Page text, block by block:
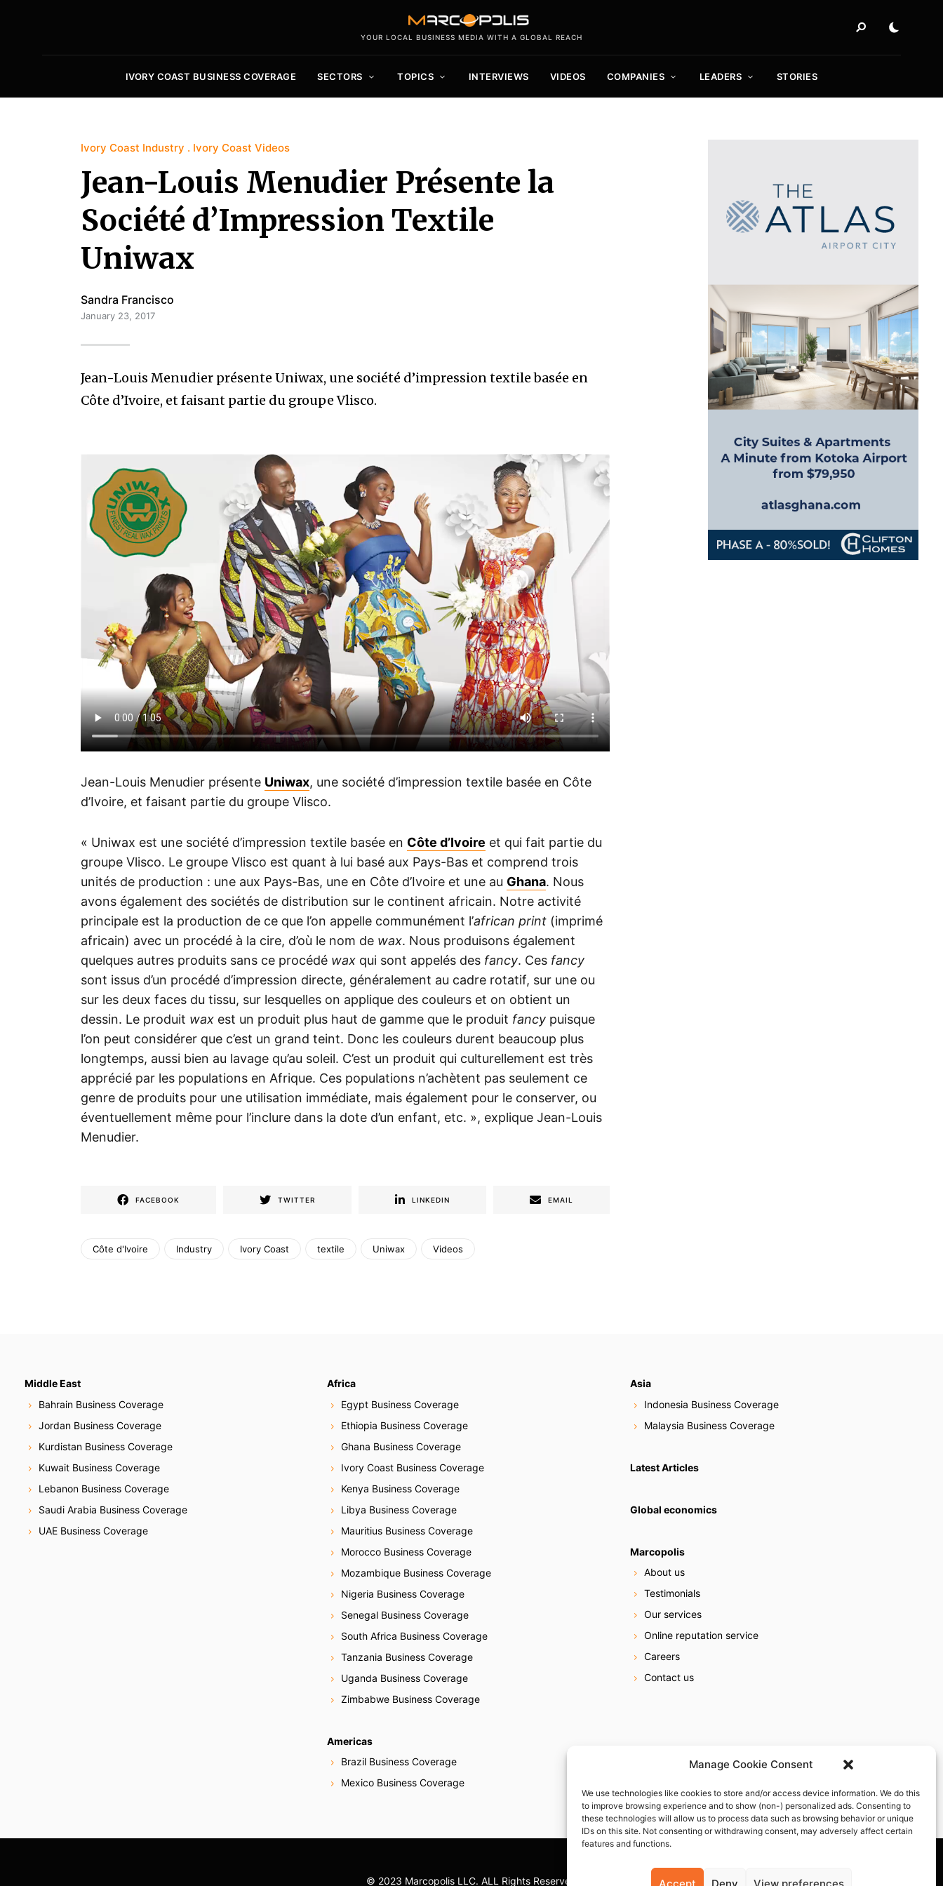
Manage Cookie Consent
We use technologies like cookies to store and/or access device information. We do this
to improve browsing experience and to show (non-) personalized ads. Consenting to
these technologies will allow us to process data such as browsing behavior or unique
IDs on this site. Not consenting or withdrawing consent, may adversely affect certain
features and functions.
Accept Deny View preferences
YOUR LOCAL BUSINESS MEDIA WITH A GLOBAL REACH
IVORY COAST BUSINESS COVERAGE SECTORS TOPICS INTERVIEWS VIDEOS COMPANIES LEADERS STORIES
Ivory Coast Industry Ivory Coast Videos
Jean-Louis Menudier Présente la
Société d’Impression Textile
Uniwax
Sandra Francisco
January 23, 2017
Jean-Louis Menudier présente Uniwax, une société d’impression textile basée en
Côte d’Ivoire, et faisant partie du groupe Vlisco.
Jean-Louis Menudier présente Uniwax, une société d’impression textile basée en Côte
d’Ivoire, et faisant partie du groupe Vlisco.
« Uniwax est une société d’impression textile basée en Côte d’Ivoire et qui fait partie du
groupe Vlisco. Le groupe Vlisco est quant à lui basé aux Pays-Bas et comprend trois
unités de production : une aux Pays-Bas, une en Côte d’Ivoire et une au Ghana. Nous
avons également des sociétés de distribution sur le continent africain. Notre activité
principale est la production de ce que l’on appelle communément l’african print (imprimé
africain) avec un procédé à la cire, d’où le nom de wax. Nous produisons également
quelques autres produits sans ce procédé wax qui sont appelés des fancy. Ces fancy
sont issus d’un procédé d’impression directe, généralement au cadre rotatif, sur une ou
sur les deux faces du tissu, sur lesquelles on applique des couleurs et on obtient un
dessin. Le produit wax est un produit plus haut de gamme que le produit fancy puisque
l’on peut considérer que c’est un grand teint. Donc les couleurs durent beaucoup plus
longtemps, aussi bien au lavage qu’au soleil. C’est un produit qui culturellement est très
apprécié par les populations en Afrique. Ces populations n’achètent pas seulement ce
genre de produits pour une utilisation immédiate, mais également pour le conserver, ou
éventuellement même pour l’inclure dans la dote d’un enfant, etc. », explique Jean-Louis
Menudier.
FACEBOOK TWITTER LINKEDIN EMAIL
Côte d'Ivoire Industry Ivory Coast textile Uniwax Videos
Middle East
Bahrain Business Coverage
Jordan Business Coverage
Kurdistan Business Coverage
Kuwait Business Coverage
Lebanon Business Coverage
Saudi Arabia Business Coverage
UAE Business Coverage
Africa
Egypt Business Coverage
Ethiopia Business Coverage
Ghana Business Coverage
Ivory Coast Business Coverage
Kenya Business Coverage
Libya Business Coverage
Mauritius Business Coverage
Morocco Business Coverage
Mozambique Business Coverage
Nigeria Business Coverage
Senegal Business Coverage
South Africa Business Coverage
Tanzania Business Coverage
Uganda Business Coverage
Zimbabwe Business Coverage
Americas
Brazil Business Coverage
Mexico Business Coverage
Asia
Indonesia Business Coverage
Malaysia Business Coverage
Latest Articles
Global economics
Marcopolis
About us
Testimonials
Our services
Online reputation service
Careers
Contact us
© 2023 Marcopolis LLC. ALL Rights Reserved